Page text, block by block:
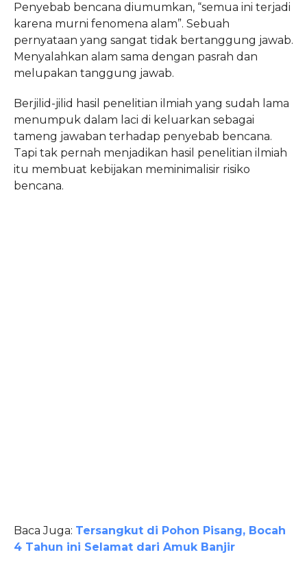
Penyebab bencana diumumkan, “semua ini terjadi
karena murni fenomena alam”. Sebuah
pernyataan yang sangat tidak bertanggung jawab.
Menyalahkan alam sama dengan pasrah dan
melupakan tanggung jawab.
Berjilid-jilid hasil penelitian ilmiah yang sudah lama
menumpuk dalam laci di keluarkan sebagai
tameng jawaban terhadap penyebab bencana.
Tapi tak pernah menjadikan hasil penelitian ilmiah
itu membuat kebijakan meminimalisir risiko
bencana.
Baca Juga: Tersangkut di Pohon Pisang, Bocah
4 Tahun ini Selamat dari Amuk Banjir